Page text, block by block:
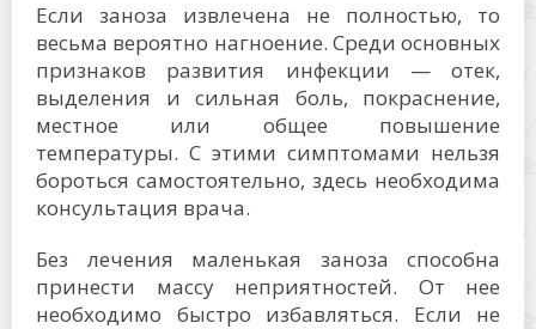
Если заноза извлечена не полностью, то
весьма вероятно нагноение. Среди основных
признаков развития инфекции — отек,
выделения и сильная боль, покраснение,
местное или общее повышение
температуры. С этими симптомами нельзя
бороться самостоятельно, здесь необходима
консультация врача.
Без лечения маленькая заноза способна
принести массу неприятностей. От нее
необходимо быстро избавляться. Если не